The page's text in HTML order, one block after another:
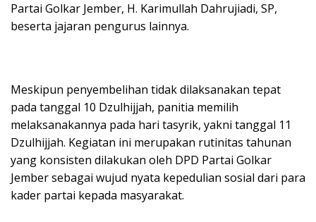
Partai Golkar Jember, H. Karimullah Dahrujiadi, SP,
beserta jajaran pengurus lainnya.
​Meskipun penyembelihan tidak dilaksanakan tepat
pada tanggal 10 Dzulhijjah, panitia memilih
melaksanakannya pada hari tasyrik, yakni tanggal 11
Dzulhijjah. Kegiatan ini merupakan rutinitas tahunan
yang konsisten dilakukan oleh DPD Partai Golkar
Jember sebagai wujud nyata kepedulian sosial dari para
kader partai kepada masyarakat.